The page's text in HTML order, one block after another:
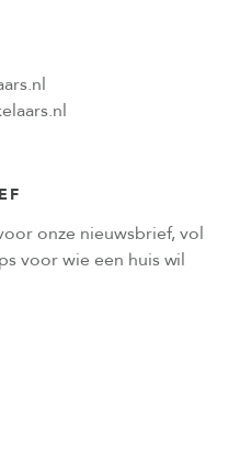
onze nieuwsbrief, vol
voor wie een huis wil